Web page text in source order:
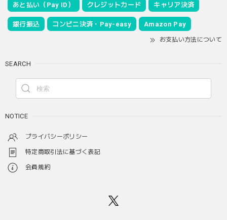
あと払い（Pay ID） クレジットカード キャリア決済
銀行振込 コンビニ決済・Pay-easy Amazon Pay
お支払い方法について
SEARCH
NOTICE
プライバシーポリシー
特定商取引法に基づく表記
会員規約